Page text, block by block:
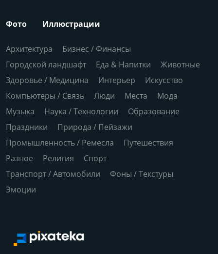
Фото Иллюстрации
Архитектура
Бизнес / Финансы
Городской ландшафт
Еда & Напитки
Животные
Здоровье / Медицина
Интерьер
Искусство
Компьютеры / Связь
Люди Места
Мода
Музыка
Наука / Технологии
Образование
Праздники
Природа / Пейзажи
Промышленность / Ремесла
Путешествия
Разное
Религия
Спорт
Транспорт / Автомобили
Фоны / Текстуры
Эмоции